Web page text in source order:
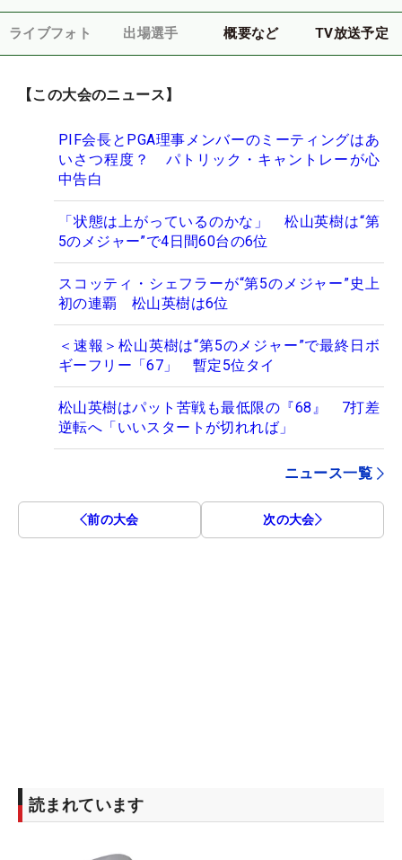
ライブフォト 出場選手 概要など TV放送予定
【この大会のニュース】
PIF会長とPGA理事メンバーのミーティングはあ
いさつ程度？ パトリック・キャントレーが心
中告白
「状態は上がっているのかな」 松山英樹は“第
5のメジャー”で4日間60台の6位
スコッティ・シェフラーが“第5のメジャー”史上
初の連覇 松山英樹は6位
＜速報＞松山英樹は“第5のメジャー”で最終日ボ
ギーフリー「67」 暫定5位タイ
松山英樹はパット苦戦も最低限の『68』 7打差
逆転へ「いいスタートが切れれば」
ニュース一覧
前の大会 次の大会
読まれています